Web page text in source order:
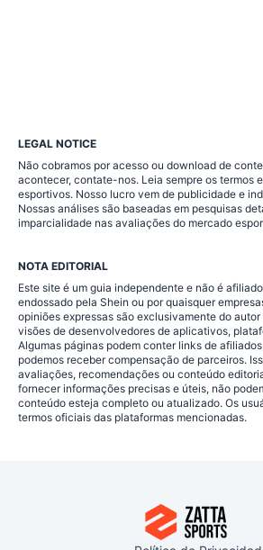
LEGAL NOTICE
Não cobramos por acesso ou download de
acontecer, contate-nos. Leia sempre os termos
esportivos. Nosso lucro vem de publicidade e
Nossas análises são baseadas em pesquisas
imparcialidade nas avaliações do mercado
NOTA EDITORIAL
Este site é um guia independente e não é
endossado pela Shein ou por quaisquer
opiniões expressas são exclusivamente do
visões de desenvolvedores de aplicativos,
Algumas páginas podem conter links de
podemos receber compensação de parceiros.
avaliações, recomendações ou conteúdo
fornecer informações precisas e úteis, não
conteúdo esteja completo ou atualizado. Os
termos oficiais das plataformas mencionadas.